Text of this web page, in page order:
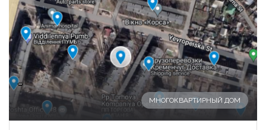
-
МНОГОКВАРТИРНЫЙ ДОМ